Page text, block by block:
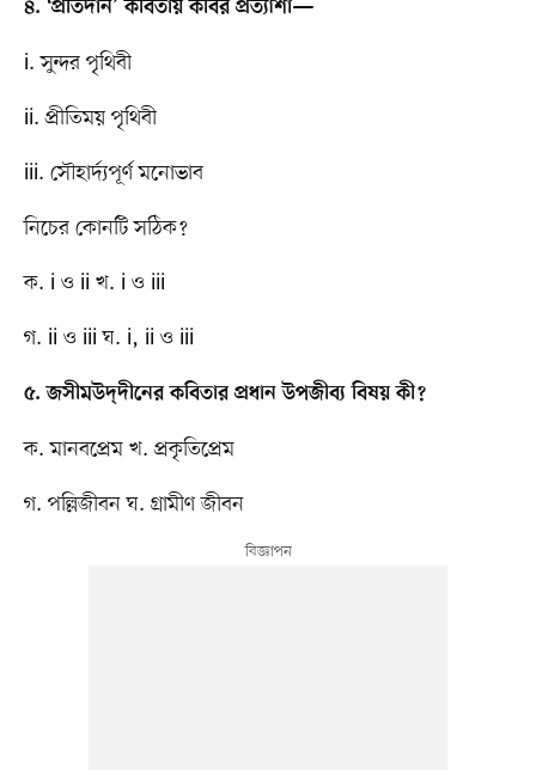
৪. ‘প্রতিদান’ কবিতায় কবির প্রত্যাশা—
i. সুন্দর পৃথিবী
ii. প্রীতিময় পৃথিবী
iii. সৌহার্দ্যপূর্ণ মনোভাব
নিচের কোনটি সঠিক?
ক. i ও ii খ. i ও iii
গ. ii ও iii ঘ. i, ii ও iii
৫. জসীমউদ্​দীনের কবিতার প্রধান উপজীব্য বিষয় কী?
ক. মানবপ্রেম খ. প্রকৃতিপ্রেম
গ. পল্লিজীবন ঘ. গ্রামীণ জীবন